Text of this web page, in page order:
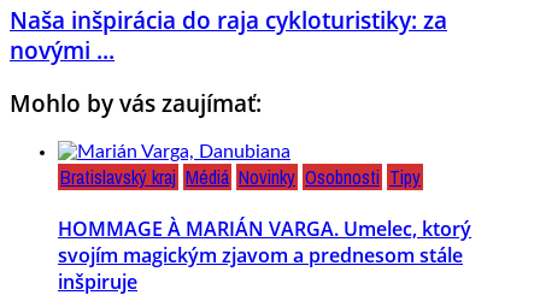
Naša inšpirácia do raja cykloturistiky: za
novými ...
Mohlo by vás zaujímať:
Bratislavský kraj Médiá Novinky Osobnosti Tipy
HOMMAGE À MARIÁN VARGA. Umelec, ktorý
svojím magickým zjavom a prednesom stále
inšpiruje